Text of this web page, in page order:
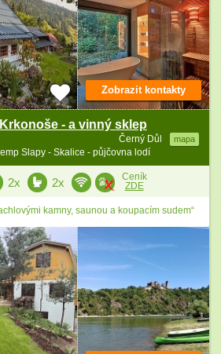
- a vinný sklep
Černý Důl mapa
Slapy - Skalice - půjčovna lodí
Zobrazit kontakty
2x 2x
Ceník
ZDE
kamny, saunou a koupacím sudem“